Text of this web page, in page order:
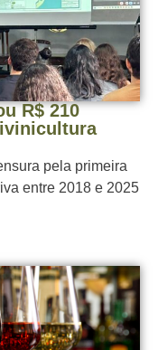
R$ 210
pela primeira
entre 2018 e 2025